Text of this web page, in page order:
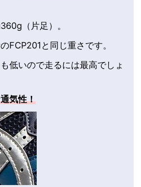
（片足）。
FCP201と同じ重さです。
低いので走るには最高でしょ
気性！